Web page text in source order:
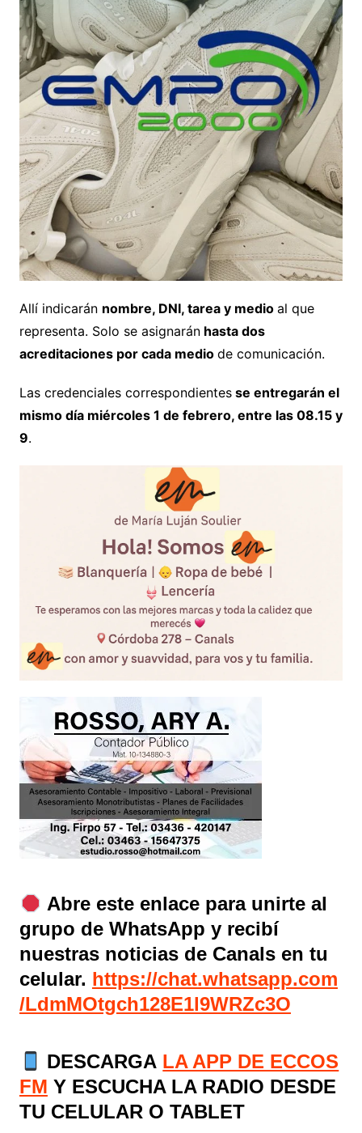
Allí indicarán nombre, DNI, tarea y medio al que
representa. Solo se asignaránhasta dos
acreditaciones por cada medio de comunicación.
Las credenciales correspondientesse entregarán el
mismo día miércoles 1 de febrero, entre las 08.15 y
9.
Abre este enlace para unirte al
grupo de WhatsApp y recibí
nuestras noticias de Canals en tu
celular. https://chat.whatsapp.com
/LdmMOtgch128E1l9WRZc3O
DESCARGA LA APP DE ECCOS
FM Y ESCUCHA LA RADIO DESDE
TU CELULAR O TABLET